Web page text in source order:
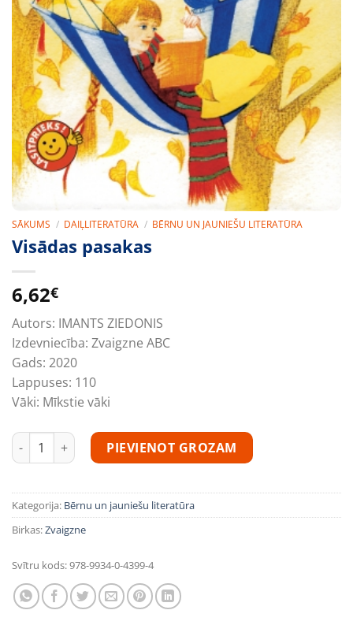
SĀKUMS / DAIĻLITERATŪRA / BĒRNU UN JAUNIEŠU LITERATŪRA
Visādas pasakas
6,62€
Autors: IMANTS ZIEDONIS
Izdevniecība: Zvaigzne ABC
Gads: 2020
Lappuses: 110
Vāki: Mīkstie vāki
Visādas pasakas daudzumsPIEVIENOT GROZAM
Kategorija: Bērnu un jauniešu literatūra
Birkas:Zvaigzne
Svītru kods:978-9934-0-4399-4